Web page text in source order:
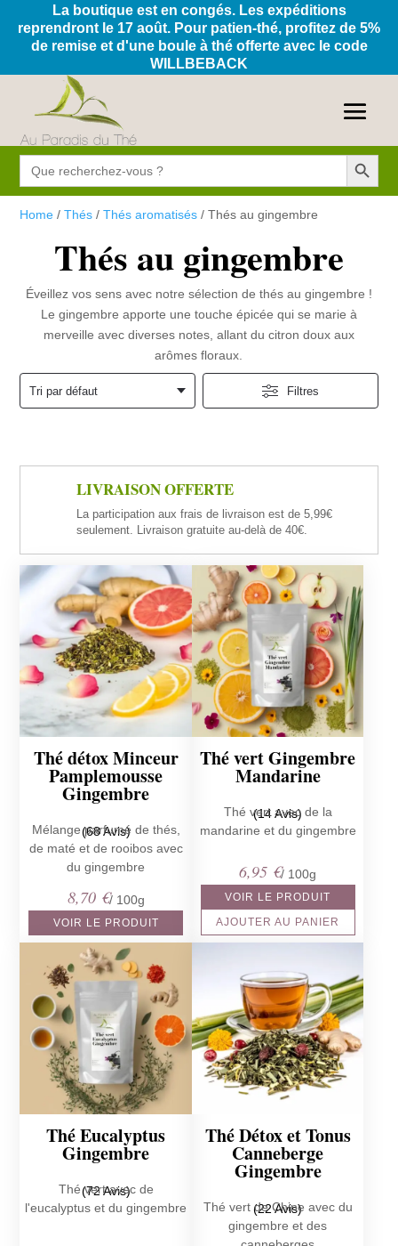
La boutique est en congés. Les expéditions
reprendront le 17 août. Pour patien-thé, profitez de 5%
de remise et d'une boule à thé offerte avec le code
WILLBEBACK
Search
for:
Search Button
Home /Thés /Thés aromatisés / Thés au gingembre
Thés au gingembre
Éveillez vos sens avec notre sélection de thés au gingembre !
Le gingembre apporte une touche épicée qui se marie à
merveille avec diverses notes, allant du citron doux aux
arômes floraux.
Filtres
LIVRAISON OFFERTE
La participation aux frais de livraison est de 5,99€
seulement. Livraison gratuite au-delà de 40€.
Thé détox Minceur
Pamplemousse
Gingembre
(68 Avis)
Mélange parfumé de thés,
de maté et de rooibos avec
du gingembre
8,70 €/ 100g
VOIR LE PRODUIT
Thé vert Gingembre
Mandarine
(14 Avis)
Thé vert avec de la
mandarine et du gingembre
6,95 €/ 100g
VOIR LE PRODUIT
AJOUTER AU PANIER
Thé Eucalyptus
Gingembre
(72 Avis)
Thé vert avec de
l'eucalyptus et du gingembre
Thé Détox et Tonus
Canneberge
Gingembre
(22 Avis)
Thé vert de Chine avec du
gingembre et des